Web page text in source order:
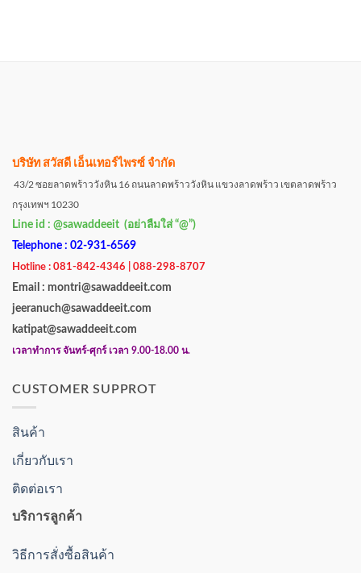
บริษัท สวัสดี เอ็นเทอร์ไพรซ์ จำกัด
43/2 ซอยลาดพร้าววังหิน 16 ถนนลาดพร้าววังหิน แขวงลาดพร้าว เขตลาดพร้าว
กรุงเทพฯ 10230
Line id : @sawaddeeit (อย่าลืมใส่ “@”)
Telephone : 02-931-6569
Hotline : 081-842-4346 | 088-298-8707
Email : montri@sawaddeeit.com
jeeranuch@sawaddeeit.com
katipat@sawaddeeit.com
เวลาทำการ จันทร์-ศุกร์ เวลา 9.00-18.00 น.
CUSTOMER SUPPROT
สินค้า
เกี่ยวกับเรา
ติดต่อเรา
บริการลูกค้า
วิธีการสั่งซื้อสินค้า